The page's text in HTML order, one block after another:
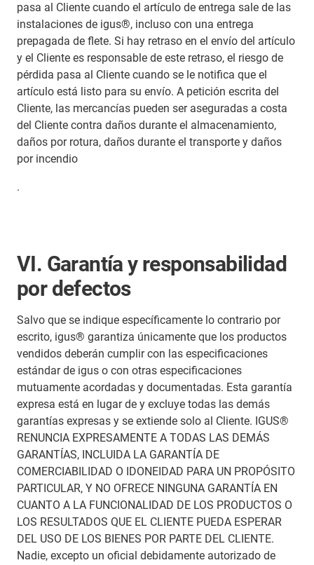
pasa al Cliente cuando el artículo de entrega sale de las
instalaciones de igus®, incluso con una entrega
prepagada de flete. Si hay retraso en el envío del artículo
y el Cliente es responsable de este retraso, el riesgo de
pérdida pasa al Cliente cuando se le notifica que el
artículo está listo para su envío. A petición escrita del
Cliente, las mercancías pueden ser aseguradas a costa
del Cliente contra daños durante el almacenamiento,
daños por rotura, daños durante el transporte y daños
por incendio
.
VI. Garantía y responsabilidad
por defectos
Salvo que se indique específicamente lo contrario por
escrito, igus® garantiza únicamente que los productos
vendidos deberán cumplir con las especificaciones
estándar de igus o con otras especificaciones
mutuamente acordadas y documentadas. Esta garantía
expresa está en lugar de y excluye todas las demás
garantías expresas y se extiende solo al Cliente. IGUS®
RENUNCIA EXPRESAMENTE A TODAS LAS DEMÁS
GARANTÍAS, INCLUIDA LA GARANTÍA DE
COMERCIABILIDAD O IDONEIDAD PARA UN PROPÓSITO
PARTICULAR, Y NO OFRECE NINGUNA GARANTÍA EN
CUANTO A LA FUNCIONALIDAD DE LOS PRODUCTOS O
LOS RESULTADOS QUE EL CLIENTE PUEDA ESPERAR
DEL USO DE LOS BIENES POR PARTE DEL CLIENTE.
Nadie, excepto un oficial debidamente autorizado de